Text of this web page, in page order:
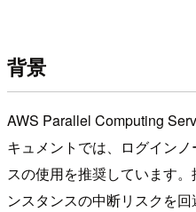
背景
AWS Parallel Computing
キュメントでは、ログイン
スの使用を推奨しています
ンスタンスの中断リスクを